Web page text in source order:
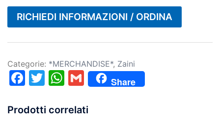
RICHIEDI INFORMAZIONI / ORDINA
Categorie: *MERCHANDISE*, Zaini
Facebook
Twitter
WhatsApp
Gmail
Share
Prodotti correlati